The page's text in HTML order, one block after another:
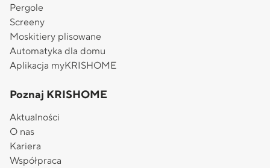
Pergole
Screeny
Moskitiery plisowane
Automatyka dla domu
Aplikacja myKRISHOME
Poznaj KRISHOME
Aktualności
O nas
Kariera
Współpraca